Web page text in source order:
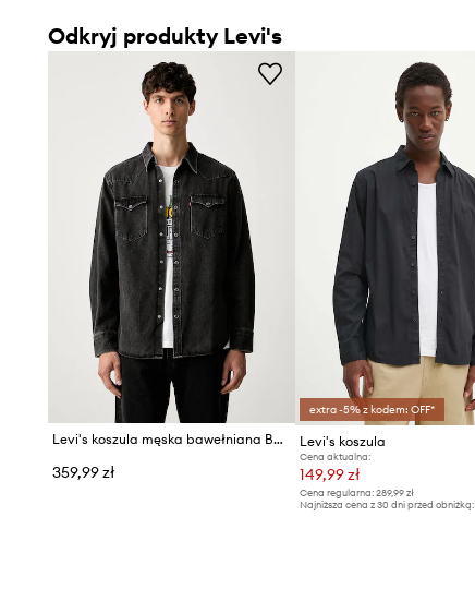
Odkryj produkty Levi's
Levi's koszula męska bawełniana BARSTOW WESTERN STANDARD
359,99 zł
extra -5% z kodem: OFF*
Levi's koszula
Cena aktualna:
149,99 zł
Cena regularna:289,99 zł
Najniższa cena z 30 dni przed obniżką: